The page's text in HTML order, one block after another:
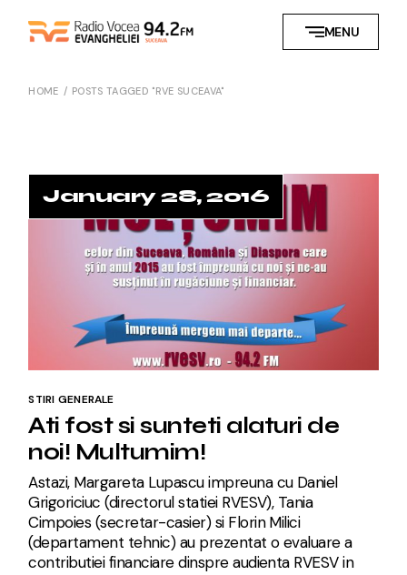
MENU
HOME POSTS TAGGED "RVE SUCEAVA"
January 28, 2016
STIRI GENERALE
Ati fost si sunteti alaturi de
noi! Multumim!
Astazi, Margareta Lupascu impreuna cu Daniel
Grigoriciuc (directorul statiei RVESV), Tania
Cimpoies (secretar-casier) si Florin Milici
(departament tehnic) au prezentat o evaluare a
contributiei financiare dinspre audienta RVESV in